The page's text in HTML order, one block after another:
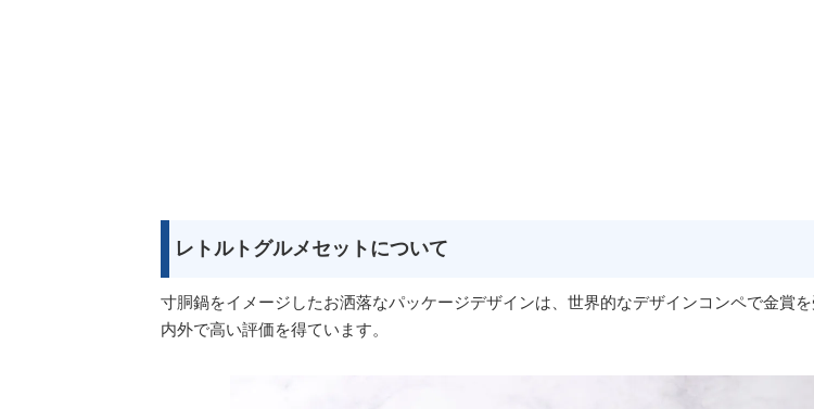
レトルトグルメセットについて
寸胴鍋をイメージしたお洒落なパッケージデザインは、世界的なデザインコンペで金賞
内外で高い評価を得ています。